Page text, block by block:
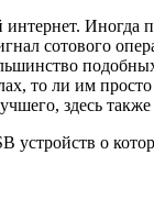
Иногда
сотового
то ли им
здесь
о